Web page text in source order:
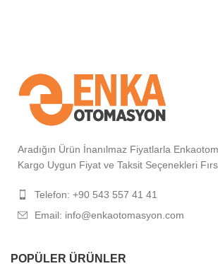
Aradığın Ürün İnanılmaz Fiyatlarla
Kargo Uygun Fiyat ve Taksit Seçenekleri
Telefon: +90 543 557 41 41
Email: info@enkaotomasyon.com
POPÜLER ÜRÜNLER